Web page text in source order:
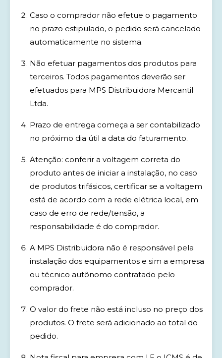
Caso o comprador não efetue o pagamento
no prazo estipulado, o pedido será cancelado
automaticamente no sistema.
Não efetuar pagamentos dos produtos para
terceiros. Todos pagamentos deverão ser
efetuados para MPS Distribuidora Mercantil
Ltda.
Prazo de entrega começa a ser contabilizado
no próximo dia útil a data do faturamento.
Atenção: conferir a voltagem correta do
produto antes de iniciar a instalação, no caso
de produtos trifásicos, certificar se a voltagem
está de acordo com a rede elétrica local, em
caso de erro de rede/tensão, a
responsabilidade é do comprador.
A MPS Distribuidora não é responsável pela
instalação dos equipamentos e sim a empresa
ou técnico autônomo contratado pelo
comprador.
O valor do frete não está incluso no preço dos
produtos. O frete será adicionado ao total do
pedido.